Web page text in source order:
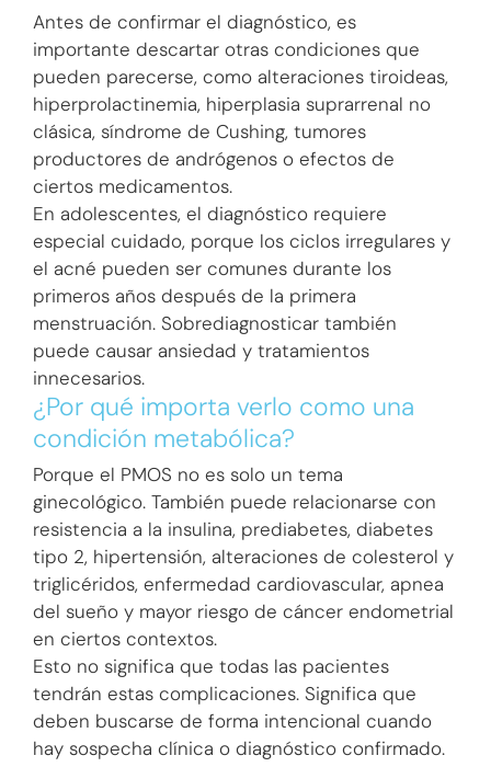
Antes de confirmar el diagnóstico, es
importante descartar otras condiciones que
pueden parecerse, como alteraciones tiroideas,
hiperprolactinemia, hiperplasia suprarrenal no
clásica, síndrome de Cushing, tumores
productores de andrógenos o efectos de
ciertos medicamentos.
En adolescentes, el diagnóstico requiere
especial cuidado, porque los ciclos irregulares y
el acné pueden ser comunes durante los
primeros años después de la primera
menstruación. Sobrediagnosticar también
puede causar ansiedad y tratamientos
innecesarios.
¿Por qué importa verlo como una
condición metabólica?
Porque el PMOS no es solo un tema
ginecológico. También puede relacionarse con
resistencia a la insulina, prediabetes, diabetes
tipo 2, hipertensión, alteraciones de colesterol y
triglicéridos, enfermedad cardiovascular, apnea
del sueño y mayor riesgo de cáncer endometrial
en ciertos contextos.
Esto no significa que todas las pacientes
tendrán estas complicaciones. Significa que
deben buscarse de forma intencional cuando
hay sospecha clínica o diagnóstico confirmado.